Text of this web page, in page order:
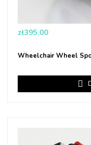
Price
zł395.00
Wheelchair Wheel